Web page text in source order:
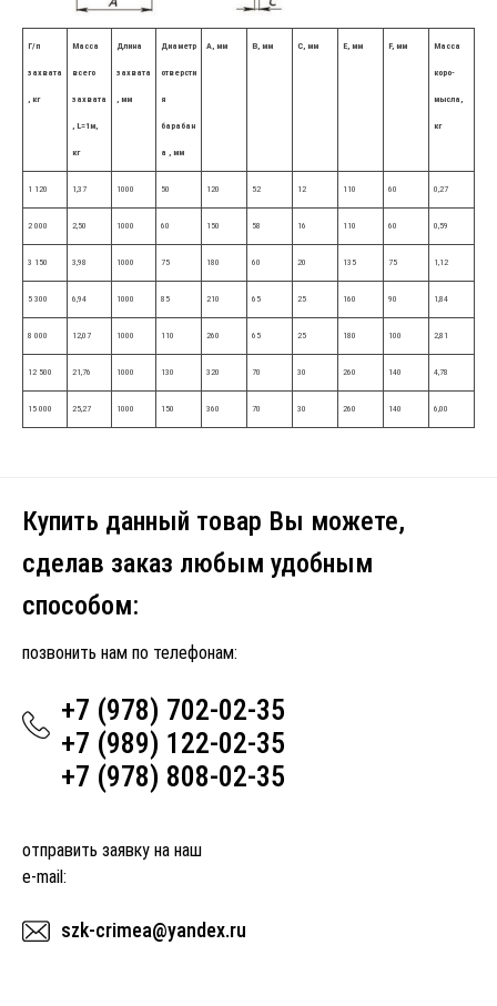
Г/п
захвата
, кг
Масса
всего
захвата
, L=1м,
кг
Длина
захвата
, мм
Диаметр
отверсти
я
барабан
а , мм
А, мм В, мм С, мм Е, мм F, мм Масса
коро-
мысла,
кг
1 120 1,37 1000 50 120 52 12 110 60 0,27
2 000 2,50 1000 60 150 58 16 110 60 0,59
3 150 3,98 1000 75 180 60 20 135 75 1,12
5 300 6,94 1000 85 210 65 25 160 90 1,84
8 000 12,07 1000 110 260 65 25 180 100 2,81
12 500 21,76 1000 130 320 70 30 260 140 4,78
15 000 25,27 1000 150 360 70 30 260 140 6,00
Купить данный товар Вы можете,
сделав заказ любым удобным
способом:
позвонить нам по телефонам:
+7 (978) 702-02-35
+7 (989) 122-02-35
+7 (978) 808-02-35
отправить заявку на наш
e-mail:
szk-crimea@yandex.ru